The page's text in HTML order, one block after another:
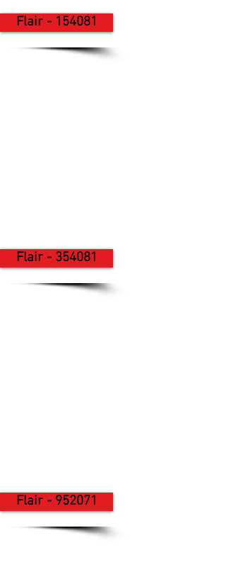
Flair - 952071
Flair - 354081
Flair - 154081